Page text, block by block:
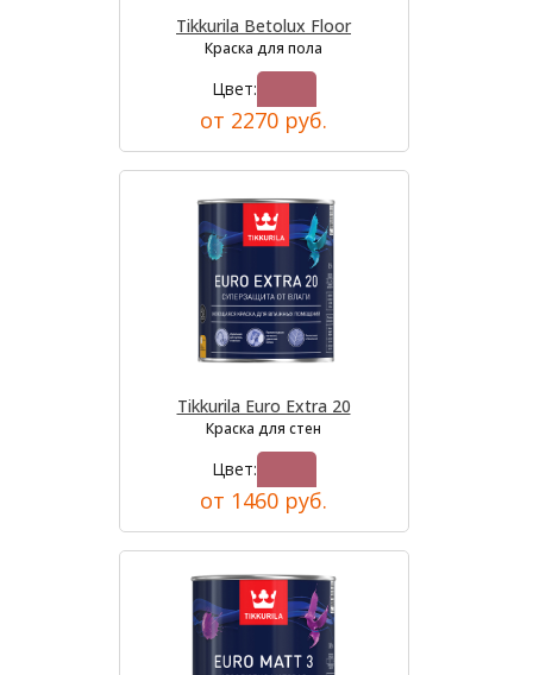
Tikkurila Betolux Floor
Краска для пола
Цвет:
от 2270 руб.
Tikkurila Euro Extra 20
Краска для стен
Цвет:
от 1460 руб.